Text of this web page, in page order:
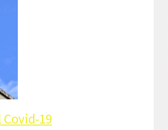
Covid-19